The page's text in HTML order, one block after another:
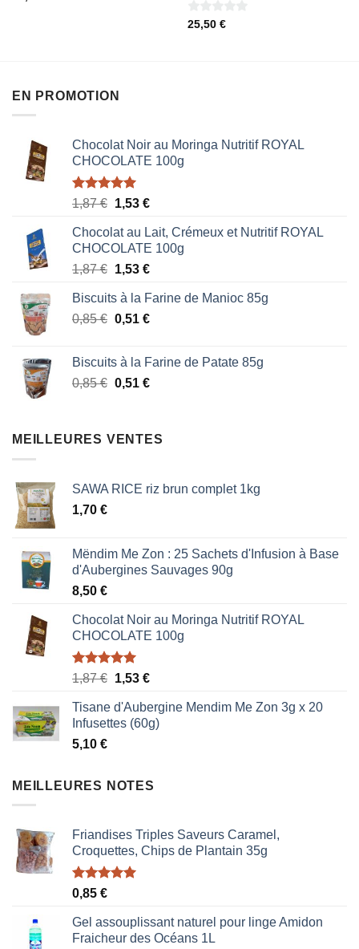
0
25,50 €
EN PROMOTION
Chocolat Noir au Moringa Nutritif ROYAL
CHOCOLATE 100g
Note5.00
1,87€ Le
initial
était :
1,87 €.
1,53 €Le
actuel
est :
1,53 €.
Chocolat au Lait, Crémeux et Nutritif ROYAL
CHOCOLATE 100g
1,87€ Le
initial
était :
1,53 €Le
actuel
est :
Biscuits à la Farine de Manioc 85g
0,85€ Le
était :
0,85 €.
0,51 €Le
est :
0,51 €.
Biscuits à la Farine de Patate 85g
0,85€ Le
était :
0,51 €Le
est :
MEILLEURES VENTES
SAWA RICE riz brun complet 1kg
1,70 €
Mëndim Me Zon : 25 Sachets d'Infusion à Base
d'Aubergines Sauvages 90g
8,50 €
Chocolat Noir au Moringa Nutritif ROYAL
CHOCOLATE 100g
Note5.00
1,87€ Le
initial
était :
1,53 €Le
actuel
est :
Tisane d'Aubergine Mendim Me Zon 3g x 20
Infusettes (60g)
5,10 €
MEILLEURES NOTES
Friandises Triples Saveurs Caramel,
Croquettes, Chips de Plantain 35g
Note5.00
0,85 €
Gel assouplissant naturel pour linge Amidon
Fraicheur des Océans 1L